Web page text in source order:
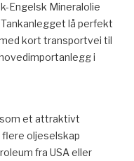
Engelsk Mineralolie
lå perfekt
kort transportvei til
i
som et attraktivt
flere oljeselskap
fra USA eller